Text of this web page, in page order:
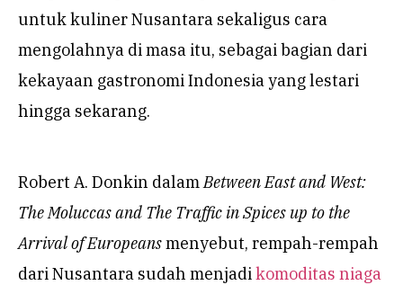
untuk kuliner Nusantara sekaligus cara
mengolahnya di masa itu, sebagai bagian dari
kekayaan gastronomi Indonesia yang lestari
hingga sekarang.
Robert A. Donkin dalamBetween East and West:
The Moluccas and The Traffic in Spices up to the
Arrival of Europeansmenyebut, rempah-rempah
dari Nusantara sudah menjadikomoditas niaga